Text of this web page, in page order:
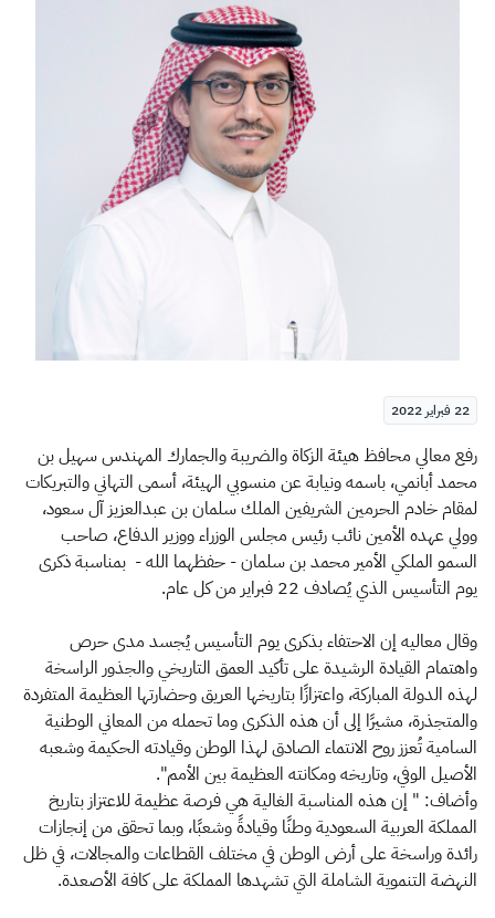
ضريبة القيمة المضافة
التصرفات العقارية
22 فبراير 2022
​​رفع معالي محافظ هيئة الزكاة والضريبة والجمارك المهندس سهيل بن
محمد أبانمي، باسمه ونيابة عن منسوبي الهيئة، أسمى التهاني والتبريكات
لمقام خادم الحرمين الشريفين الملك سلمان بن عبدالعزيز آل سعود،
وولي عهده الأمين نائب رئيس مجلس الوزراء ووزير الدفاع، صاحب
السمو الملكي الأمير محمد بن سلمان - حفظهما الله - بمناسبة ذكرى
يوم التأسيس الذي يُصادف 22 فبراير من كل عام.
وقال معاليه إن الاحتفاء بذكرى يوم التأسيس يُجسد مدى حرص
واهتمام القيادة الرشيدة على تأكيد العمق التاريخي والجذور الراسخة
لهذه الدولة المباركة، واعتزازًا بتاريخها العريق وحضارتها العظيمة المتفردة
والمتجذرة، مشيرًا إلى أن هذه الذكرى وما تحمله من المعاني الوطنية
السامية تُعزز روح الانتماء الصادق لهذا الوطن وقيادته الحكيمة وشعبه
الأصيل الوفي، وتاريخه ومكانته العظيمة بين الأمم".
وأضاف: " إن هذه المناسبة الغالية هي فرصة عظيمة للاعتزاز بتاريخ
المملكة العربية السعودية وطنًا وقيادةً وشعبًا، وبما تحقق من إنجازات
رائدة وراسخة على أرض الوطن في مختلف القطاعات والمجالات، في ظل
النهضة التنموية الشاملة التي تشهدها المملكة على كافة الأصعدة.